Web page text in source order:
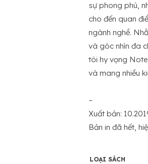
sự phong phú,
cho đến quan
ngành nghề.
và góc nhìn đa
tôi hy vọng
và mang nhiều
–
Xuất bản:
Bản in đã hết,
LOẠI SÁCH